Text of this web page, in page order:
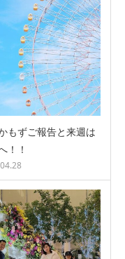
もずご報告と来週は
！！